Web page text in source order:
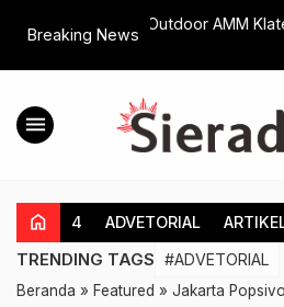
Breaking News
MTT PP
Mudik 2024,
Tanggungan JMM
menu
home 4 ADVETORIAL
TRENDING TAGS #ADVETORIAL
Beranda » Featured » Jakarta